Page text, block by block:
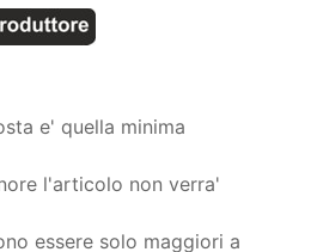
e' quella minima
l'articolo non verra'
essere solo maggiori a